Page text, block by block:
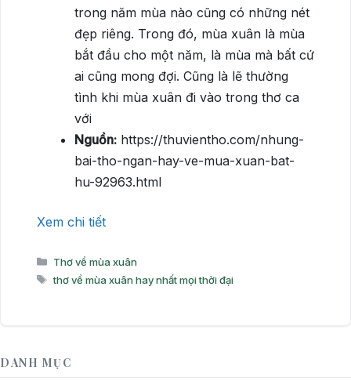
trong năm mùa nào cũng có những nét
đẹp riêng. Trong đó, mùa xuân là mùa
bắt đầu cho một năm, là mùa mà bất cứ
ai cũng mong đợi. Cũng là lẽ thường
tình khi mùa xuân đi vào trong thơ ca
với
Nguồn: https://thuvientho.com/nhung-
bai-tho-ngan-hay-ve-mua-xuan-bat-
hu-92963.html
Xem chi tiết
Danh
mục
Thơ về mùa xuân
Thẻ
thơ về mùa xuân hay nhất mọi thời đại
DANH MỤC